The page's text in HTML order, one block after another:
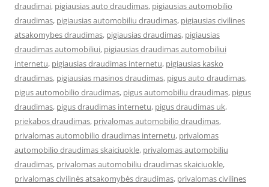
draudimai, pigiausias auto draudimas, pigiausias automobilio
draudimas, pigiausias automobiliu draudimas, pigiausias civilines
atsakomybes draudimas, pigiausias draudimas, pigiausias
draudimas automobiliui, pigiausias draudimas automobiliui
internetu, pigiausias draudimas internetu, pigiausias kasko
draudimas, pigiausias masinos draudimas, pigus auto draudimas,
pigus automobilio draudimas, pigus automobiliu draudimas, pigus
draudimas, pigus draudimas internetu, pigus draudimas uk,
priekabos draudimas, privalomas automobilio draudimas,
privalomas automobilio draudimas internetu, privalomas
automobilio draudimas skaiciuokle, privalomas automobiliu
draudimas, privalomas automobiliu draudimas skaiciuokle,
privalomas civilinės atsakomybės draudimas, privalomas civilines